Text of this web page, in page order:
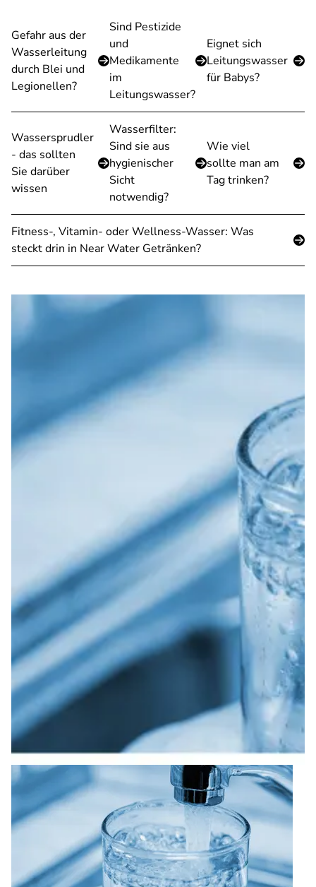
Gefahr aus der
Wasserleitung
durch Blei und
Legionellen?
Sind Pestizide
und
Medikamente
im
Leitungswasser?
Eignet sich
Leitungswasser
für Babys?
Wassersprudler
- das sollten
Sie darüber
wissen
Wasserfilter:
Sind sie aus
hygienischer
Sicht
notwendig?
Wie viel
sollte man am
Tag trinken?
Fitness-, Vitamin- oder Wellness-Wasser: Was
steckt drin in Near Water Getränken?